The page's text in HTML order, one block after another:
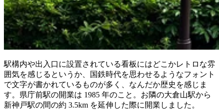
駅構内や出入口に設置されている看板にはどこかレトロな雰
囲気を感じるというか、国鉄時代を思わせるようなフォント
で文字が書かれているものが多く、なんだか歴史を感じま
す。県庁前駅の開業は 1985 年のこと。お隣の大倉山駅から
新神戸駅の間の約 3.5km を延伸した際に開業しました。